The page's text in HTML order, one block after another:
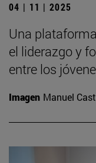
04 | 11 | 2025
Una
el liderazgo y
entre los
Imagen Manuel